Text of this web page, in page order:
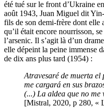
été tué sur le front d’Ukraine
août 1943, Juan Miguel dit
fils de son demi-frère dont elle
qu’il était encore nourrisson,
l’arsenic. Il s’agit là d’un
elle dépeint la peine immense
de dix ans plus tard (1954) :
Atravesaré de muerta el
me cargará en sus
(...) La aldea que no me
[Mistral, 2020, p 280, «